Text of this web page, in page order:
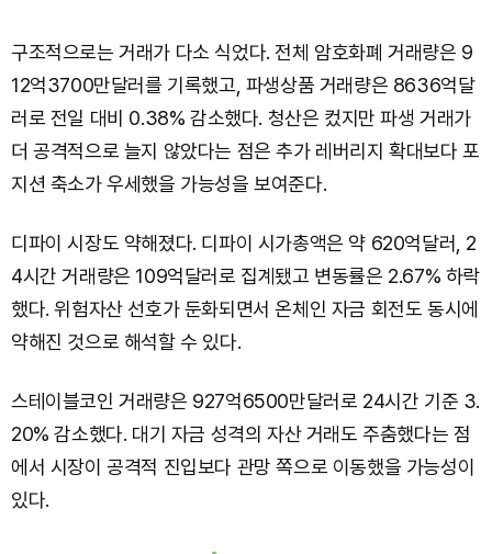
구조적으로는 거래가 다소 식었다. 전체 암호화폐 거래량은 9
12억3700만달러를 기록했고, 파생상품 거래량은 8636억달
러로 전일 대비 0.38% 감소했다. 청산은 컸지만 파생 거래가
더 공격적으로 늘지 않았다는 점은 추가 레버리지 확대보다 포
지션 축소가 우세했을 가능성을 보여준다.
디파이 시장도 약해졌다. 디파이 시가총액은 약 620억달러, 2
4시간 거래량은 109억달러로 집계됐고 변동률은 2.67% 하락
했다. 위험자산 선호가 둔화되면서 온체인 자금 회전도 동시에
약해진 것으로 해석할 수 있다.
스테이블코인 거래량은 927억6500만달러로 24시간 기준 3.
20% 감소했다. 대기 자금 성격의 자산 거래도 주춤했다는 점
에서 시장이 공격적 진입보다 관망 쪽으로 이동했을 가능성이
있다.